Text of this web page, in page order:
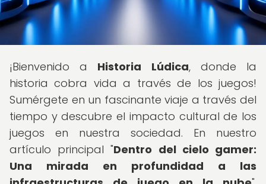
¡Bienvenido a Historia Lúdica, donde la
historia cobra vida a través de los juegos!
Sumérgete en un fascinante viaje a través del
tiempo y descubre el impacto cultural de los
juegos en nuestra sociedad. En nuestro
artículo principal "Dentro del cielo gamer:
Una mirada en profundidad a las